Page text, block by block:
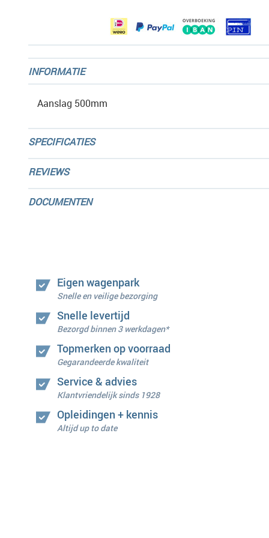
INFORMATIE
Aanslag 500mm
SPECIFICATIES
REVIEWS
DOCUMENTEN
Eigen wagenpark
Snelle en veilige bezorging
Snelle levertijd
Bezorgd binnen 3 werkdagen*
Topmerken op voorraad
Gegarandeerde kwaliteit
Service & advies
Klantvriendelijk sinds 1928
Opleidingen + kennis
Altijd up to date